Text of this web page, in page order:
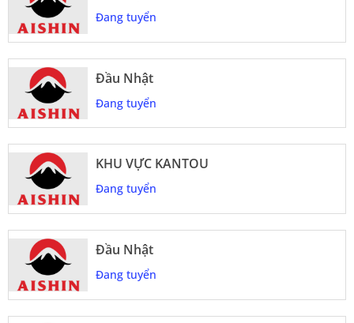
Đang tuyển
Đầu Nhật
Đang tuyển
KHU VỰC KANTOU
Đang tuyển
Đầu Nhật
Đang tuyển